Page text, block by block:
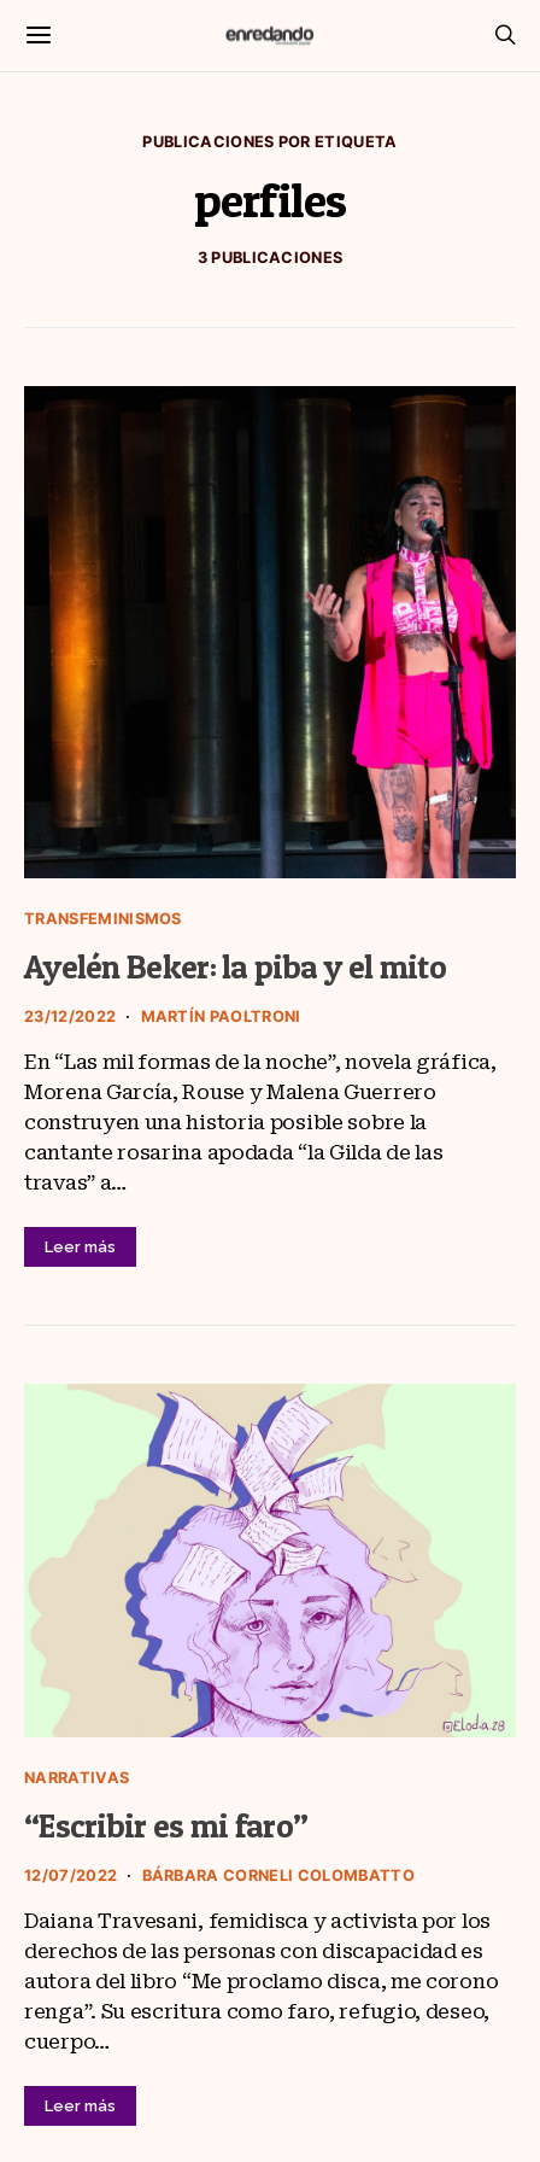
PUBLICACIONES POR ETIQUETA
perfiles
3 PUBLICACIONES
TRANSFEMINISMOS
Ayelén Beker: la piba y el mito
23/12/2022 MARTÍN PAOLTRONI
En “Las mil formas de la noche”, novela gráfica,
Morena García, Rouse y Malena Guerrero
construyen una historia posible sobre la
cantante rosarina apodada “la Gilda de las
travas” a…
Leer más
NARRATIVAS
“Escribir es mi faro”
12/07/2022 BÁRBARA CORNELI COLOMBATTO
Daiana Travesani, femidisca y activista por los
derechos de las personas con discapacidad es
autora del libro “Me proclamo disca, me corono
renga”. Su escritura como faro, refugio, deseo,
cuerpo…
Leer más